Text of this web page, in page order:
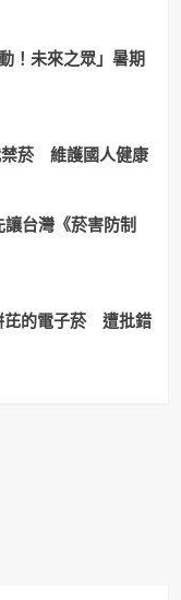
！未來之眾」暑期
禁菸 維護國人健康
台灣《菸害防制
芘的電子菸 遭批錯